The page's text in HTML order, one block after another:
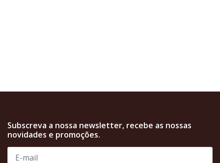
Subscreva a nossa newsletter, recebe as nossas
novidades e promoções.